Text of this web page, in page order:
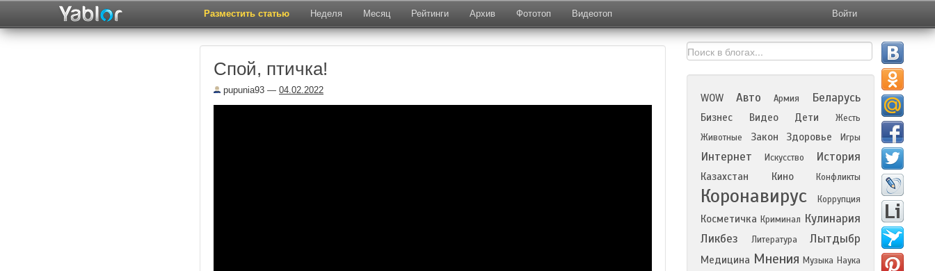
Разместить статью Неделя Месяц Рейтинги Архив Фототоп Видеотоп Войти
Спой, птичка!
pupunia93 — 04.02.2022
WOW Авто Армия Беларусь
Бизнес Видео Дети
Жесть
Животные
Закон Здоровье Игры
Интернет Искусство История
Казахстан Кино Конфликты
Коронавирус Коррупция
Косметичка Криминал Кулинария
Ликбез
Литература Лытдыбр
Медицина Мнения Музыка Наука